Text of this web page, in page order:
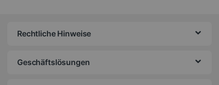
Rechtliche Hinweise
Geschäftslösungen